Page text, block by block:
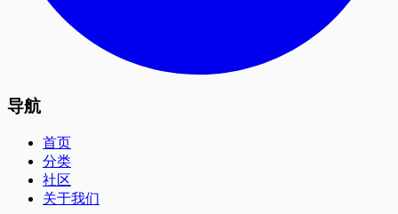
导航
首页
分类
社区
关于我们